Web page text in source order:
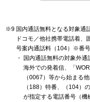
国内通話無料となる対象通
ドコモ／他社携帯電話着
号案内通話料（104）※番
国内通話無料の対象外通
海外での発着信、「
（0067）等から始まる
（188）特番、（104）
が指定する電話番号（機